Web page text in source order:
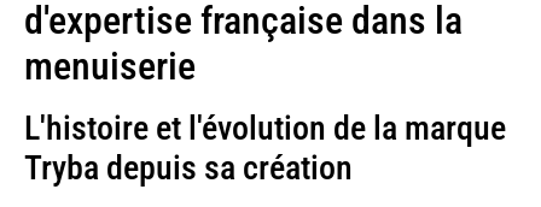
d'expertise française dans la
menuiserie
L'histoire et l'évolution de la marque
Tryba depuis sa création